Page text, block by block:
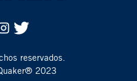
reservados.
2023